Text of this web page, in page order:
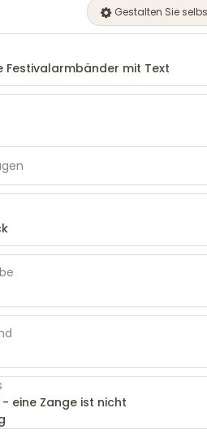
Gestalten Sie
Festivalarmbänder mit Text
- eine Zange ist nicht